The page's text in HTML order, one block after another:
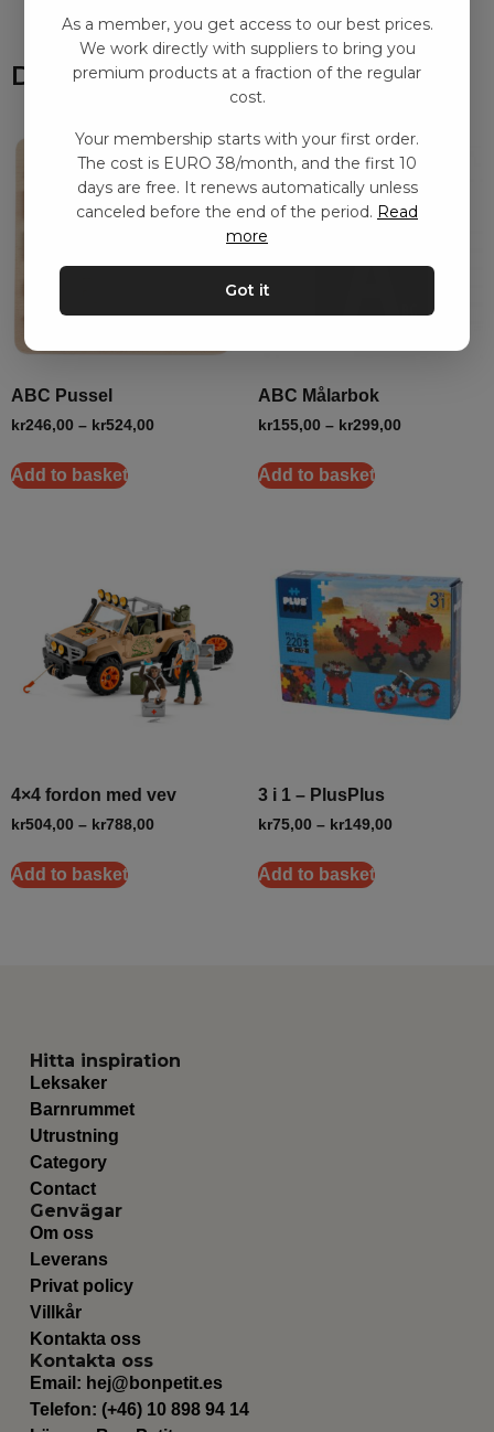
Du kanske också gillar
ABC Pussel
kr246,00 – kr524,00
Add to basket
ABC Målarbok
kr155,00 – kr299,00
Add to basket
4×4 fordon med vev
kr504,00 – kr788,00
Add to basket
3 i 1 – PlusPlus
kr75,00 – kr149,00
Add to basket
Hitta inspiration
Leksaker
Barnrummet
Utrustning
Category
Contact
Genvägar
Om oss
Leverans
Privat policy
Villkår
Kontakta oss
Kontakta oss
Email: hej@bonpetit.es
Telefon: (+46) 10 898 94 14
As a member, you get access to our best prices.
We work directly with suppliers to bring you
premium products at a fraction of the regular
cost.
Your membership starts with your first order.
The cost is EURO 38/month, and the first 10
days are free. It renews automatically unless
canceled before the end of the period. Read
more
Got it